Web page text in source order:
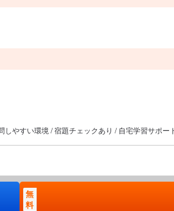
やすい環境 / 宿題チェックあり / 自宅学習サポー
無
料